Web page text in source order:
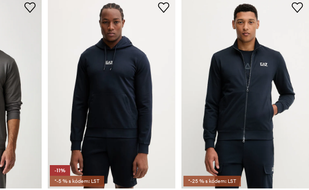
-11%
*-5 % s kódem: LST
*-25 % s kódem: LST